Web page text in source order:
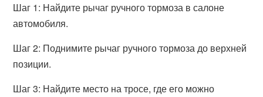
Шаг 1: Найдите рычаг ручного тормоза в салоне
автомобиля.
Шаг 2: Поднимите рычаг ручного тормоза до верхней
позиции.
Шаг 3: Найдите место на тросе, где его можно